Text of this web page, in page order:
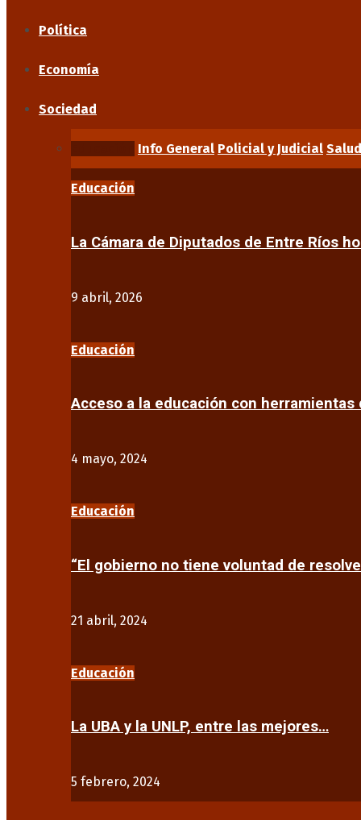
Política
Economía
Sociedad
Info General Policial y Judicial Salud
Educación
La Cámara de Diputados de Entre Ríos
9 abril, 2026
Educación
Acceso a la educación con
4 mayo, 2024
Educación
“El gobierno no tiene voluntad de
21 abril, 2024
Educación
La UBA y la UNLP, entre las mejores…
5 febrero, 2024